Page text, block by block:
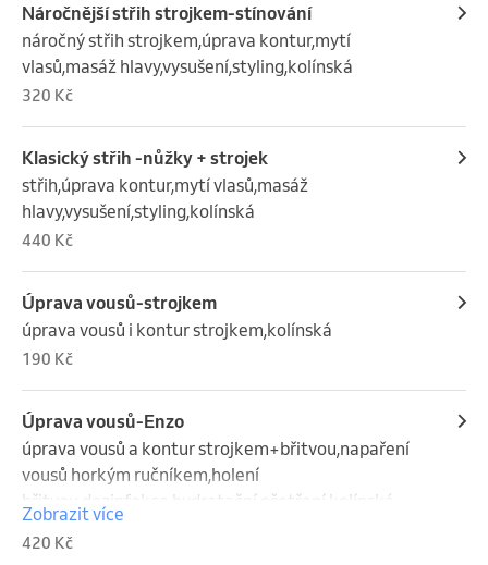
Náročnější střih strojkem-stínování
náročný střih strojkem,úprava kontur,mytí
vlasů,masáž hlavy,vysušení,styling,kolínská
320 Kč
Klasický střih -nůžky + strojek
střih,úprava kontur,mytí vlasů,masáž
hlavy,vysušení,styling,kolínská
440 Kč
Úprava vousů-strojkem
úprava vousů i kontur strojkem,kolínská
190 Kč
Úprava vousů-Enzo
úprava vousů a kontur strojkem+břitvou,napaření
vousů horkým ručníkem,holení
břitvou,dezinfekce,hydratační ošetření,kolínská
Zobrazit více
420 Kč